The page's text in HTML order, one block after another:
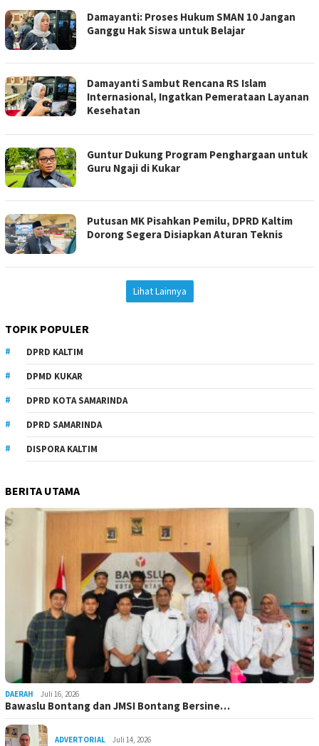
Damayanti: Proses Hukum SMAN 10 Jangan
Ganggu Hak Siswa untuk Belajar
Damayanti Sambut Rencana RS Islam
Internasional, Ingatkan Pemerataan Layanan
Kesehatan
Guntur Dukung Program Penghargaan untuk
Guru Ngaji di Kukar
Putusan MK Pisahkan Pemilu, DPRD Kaltim
Dorong Segera Disiapkan Aturan Teknis
Lihat Lainnya
TOPIK POPULER
DPRD KALTIM
DPMD KUKAR
DPRD KOTA SAMARINDA
DPRD SAMARINDA
DISPORA KALTIM
BERITA UTAMA
DAERAH Juli 16, 2026
Bawaslu Bontang dan JMSI Bontang Bersine…
ADVERTORIAL Juli 14, 2026